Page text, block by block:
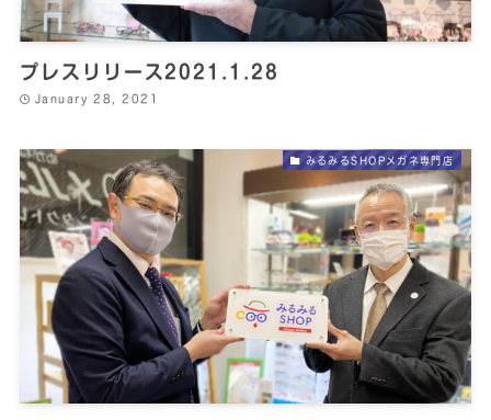
プレスリリース2021.1.28
January 28, 2021
みるみるSHOPメガネ専門店